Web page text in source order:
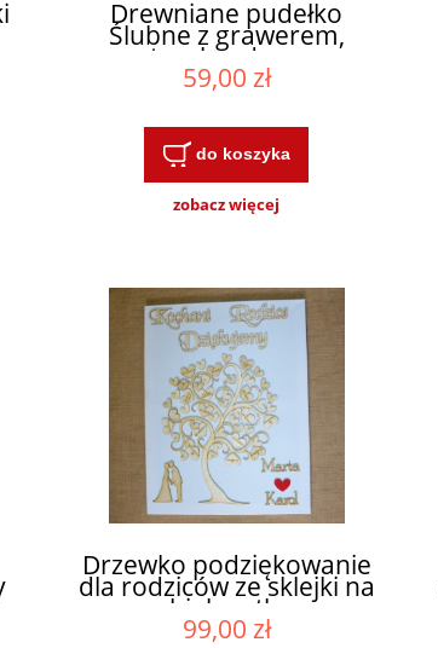
Drewniane pudełko
Ślubne z grawerem,
naturalne drewno
59,00 zł
do koszyka
zobacz więcej
Drzewko podziękowanie
dla rodziców ze sklejki na
białym tle
99,00 zł